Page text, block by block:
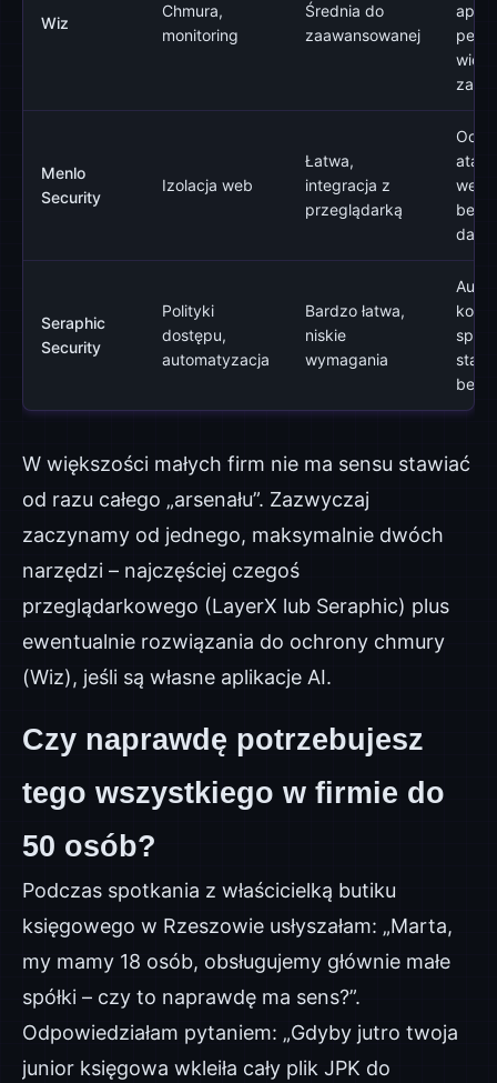
Wiz
Chmura,
monitoring
Średnia do
zaawansowanej
pełna
Menlo
Security
Izolacja web
Łatwa,
integracja z
przeglądarką
Seraphic
Security
Polityki
dostępu,
automatyzacja
Bardzo łatwa,
niskie
wymagania
W większości małych firm nie ma sensu stawiać
od razu całego „arsenału”. Zazwyczaj
zaczynamy od jednego, maksymalnie dwóch
narzędzi – najczęściej czegoś
przeglądarkowego (LayerX lub Seraphic) plus
ewentualnie rozwiązania do ochrony chmury
(Wiz), jeśli są własne aplikacje AI.
Czy naprawdę potrzebujesz
tego wszystkiego w firmie do
50 osób?
Podczas spotkania z właścicielką butiku
księgowego w Rzeszowie usłyszałam: „Marta,
my mamy 18 osób, obsługujemy głównie małe
spółki – czy to naprawdę ma sens?”.
Odpowiedziałam pytaniem: „Gdyby jutro twoja
junior księgowa wkleiła cały plik JPK do